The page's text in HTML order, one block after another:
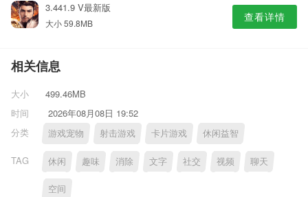
3.441.9 V最新版
大小 59.8MB 查看详情
相关信息
大小
499.46MB
时间
2026年08月08日 19:52
分类
游戏宠物 射击游戏 卡片游戏 休闲益智
TAG 休闲 趣味 消除 文字 社交 视频 聊天
空间